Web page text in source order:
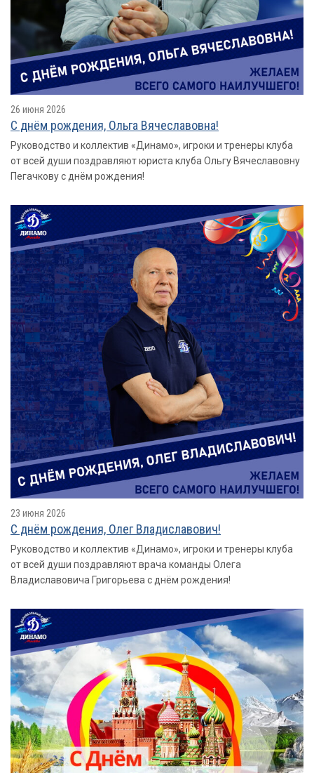
26 июня 2026
С днём рождения, Ольга Вячеславовна!
Руководство и коллектив «Динамо», игроки и тренеры клуба
от всей души поздравляют юриста клуба Ольгу Вячеславовну
Пегачкову с днём рождения!
23 июня 2026
С днём рождения, Олег Владиславович!
Руководство и коллектив «Динамо», игроки и тренеры клуба
от всей души поздравляют врача команды Олега
Владиславовича Григорьева с днём рождения!